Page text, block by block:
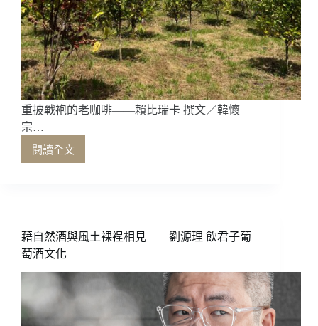
重披戰袍的老咖啡——賴比瑞卡 撰文／韓懷
宗…
閱讀全文
重
老
咖
啡
——
賴
藉自然酒與風土裸裎相見——劉源理 飲君子葡
萄酒文化